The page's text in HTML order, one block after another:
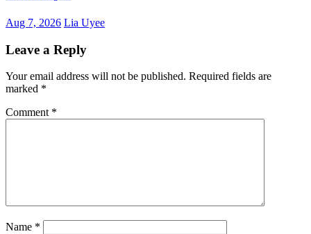
Aug 7, 2026 Lia Uyee
Leave a Reply
Your email address will not be published. Required fields are
marked *
Comment *
Name *